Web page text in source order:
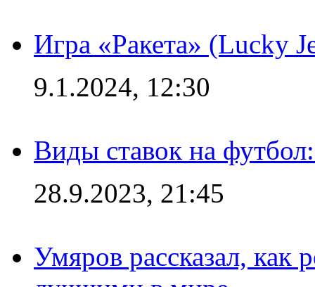
Игра «Ракета» (Lucky
9.1.2024, 12:30
Виды ставок на
28.9.2023, 21:45
Умяров рассказал, как